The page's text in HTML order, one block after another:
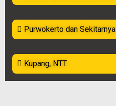
Purwokerto dan Sekitarnya
Kupang, NTT